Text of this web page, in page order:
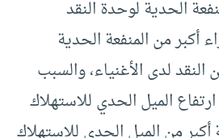
الحدية لوحدة النقد
أكبر من المنفعة الحدية
النقد لدى الأغنياء، والسبب
الميل الحدي للاستهلاك
أكبر من الميل الحدي للاستهلاك